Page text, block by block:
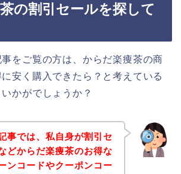
の割引セールを探して
をご覧の方は、からだ楽痩茶の商
安く購入できたら？と考えている
かがでしょうか？
事では、私自身が割引セ
どからだ楽痩茶のお得な
ンコードやクーポンコー